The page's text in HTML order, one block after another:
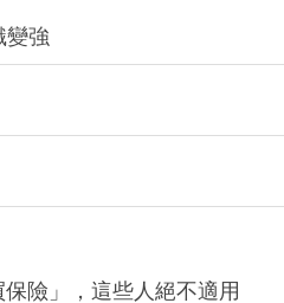
變強
險」，這些人絕不適用